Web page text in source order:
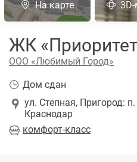
На карте
ЖК
ООО «Любимый Город»
комфорт-класс
ул. Степная, Пригород:
Краснодар
Дом сдан